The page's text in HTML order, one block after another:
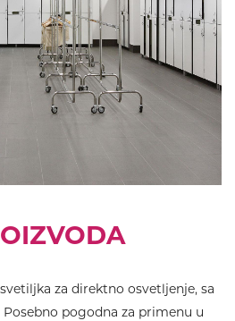
za direktno osvetljenje, sa
pogodna za primenu u